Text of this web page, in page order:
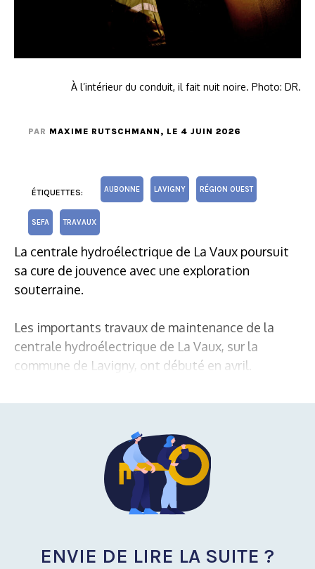
À l’intérieur du conduit, il fait nuit noire. Photo: DR.
PAR MAXIME RUTSCHMANN , LE 4 JUIN 2026
ÉTIQUETTES: AUBONNE LAVIGNY RÉGION OUEST
SEFA TRAVAUX
La centrale hydroélectrique de La Vaux poursuit
sa cure de jouvence avec une exploration
souterraine.
Les importants travaux de maintenance de la
centrale hydroélectrique de La Vaux, sur la
commune de Lavigny, ont débuté en avril.
ENVIE DE LIRE LA SUITE ?